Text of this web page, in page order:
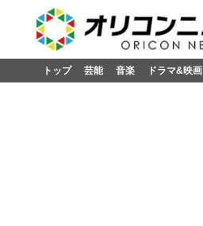
トップ 芸能 音楽 ドラマ&映画